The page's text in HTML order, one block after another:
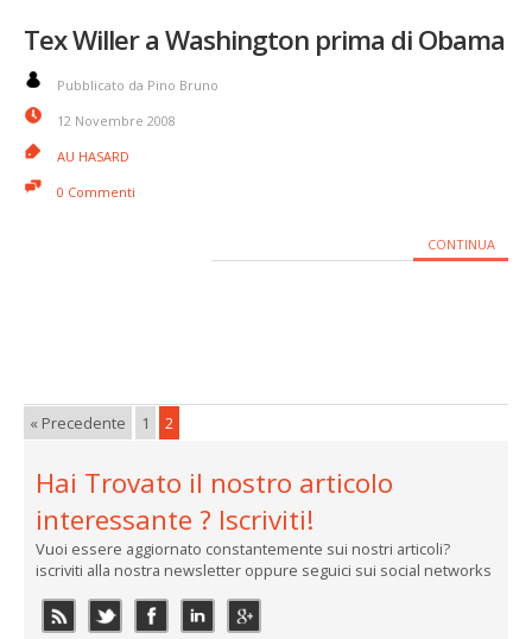
Tex Willer a Washington prima di Obama
Pubblicato da Pino Bruno
12 Novembre 2008
AU HASARD
0 Commenti
CONTINUA
« Precedente 1 2
Hai Trovato il nostro articolo
interessante ? Iscriviti!
Vuoi essere aggiornato constantemente sui nostri articoli?
iscriviti alla nostra newsletter oppure seguici sui social networks